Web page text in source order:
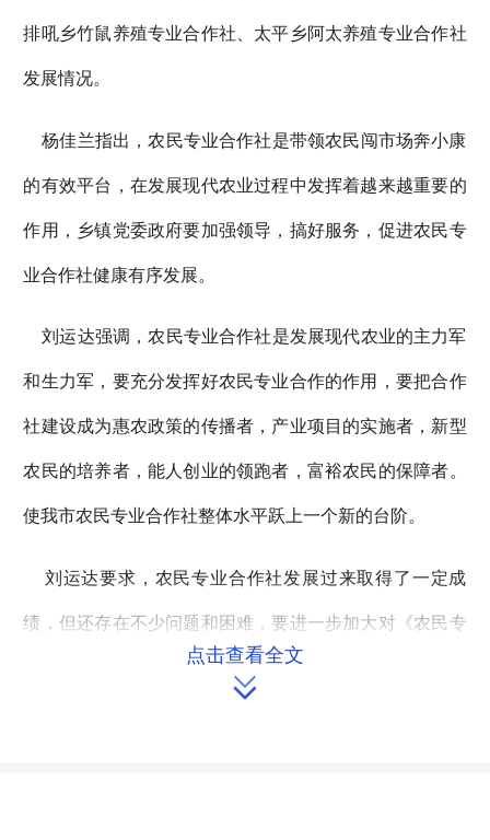
排吼乡竹鼠养殖专业合作社、太平乡阿太养殖专业合作社
发展情况。
杨佳兰指出，农民专业合作社是带领农民闯市场奔小康
的有效平台，在发展现代农业过程中发挥着越来越重要的
作用，乡镇党委政府要加强领导，搞好服务，促进农民专
业合作社健康有序发展。
刘运达强调，农民专业合作社是发展现代农业的主力军
和生力军，要充分发挥好农民专业合作的作用，要把合作
社建设成为惠农政策的传播者，产业项目的实施者，新型
农民的培养者，能人创业的领跑者，富裕农民的保障者。
使我市农民专业合作社整体水平跃上一个新的台阶。
刘运达要求，农民专业合作社发展过来取得了一定成
绩，但还存在不少问题和困难，要进一步加大对《农民专
业合作社法》的宣传力度，进一步加强扶持引导、业务指
点击查看全文
